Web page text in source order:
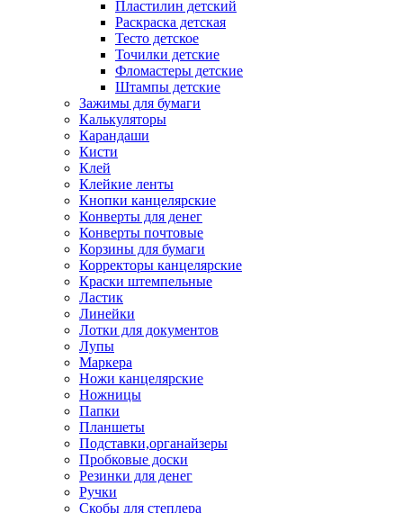
Пластилин детский
Раскраска детская
Тесто детское
Точилки детские
Фломастеры детские
Штампы детские
Зажимы для бумаги
Калькуляторы
Карандаши
Кисти
Клей
Клейкие ленты
Кнопки канцелярские
Конверты для денег
Конверты почтовые
Корзины для бумаги
Корректоры канцелярские
Краски штемпельные
Ластик
Линейки
Лотки для документов
Лупы
Маркера
Ножи канцелярские
Ножницы
Папки
Планшеты
Подставки,органайзеры
Пробковые доски
Резинки для денег
Ручки
Скобы для степлера